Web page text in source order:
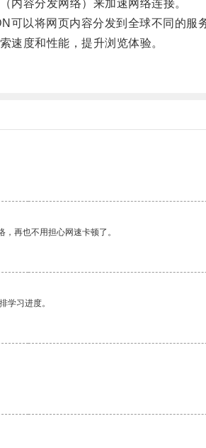
容分发网络）来加速网络连接。
将网页内容分发到全球不同的服
度和性能，提升浏览体验。
再也不用担心网速卡顿了。
学习进度。